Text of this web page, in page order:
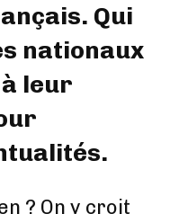
Qui
nationaux
leur
? On y croit